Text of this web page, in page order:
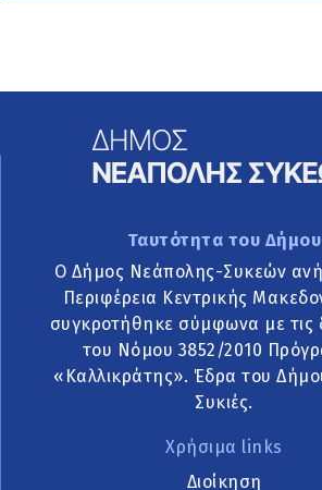
Ταυτότητα του Δήμου
Ο Δήμος Νεάπολης-Συκεών
Περιφέρεια Κεντρικής
συγκροτήθηκε σύμφωνα με τις
του Νόμου 3852/2010
«Καλλικράτης». Έδρα του Δήμου
Συκιές.
Χρήσιμα links
Διοίκηση